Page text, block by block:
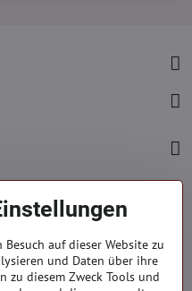
auf dieser Website zu
und Daten über ihre
zu diesem Zweck Tools und